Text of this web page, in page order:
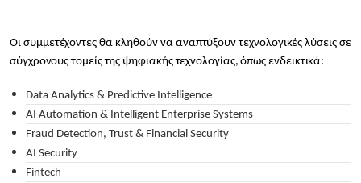
Οι συμμετέχοντες θα κληθούν να αναπτύξουν τεχνολογικές λύσεις σε
σύγχρονους τομείς της ψηφιακής τεχνολογίας, όπως ενδεικτικά:
Data Analytics & Predictive Intelligence
AI Automation & Intelligent Enterprise Systems
Fraud Detection, Trust & Financial Security
AI Security
Fintech